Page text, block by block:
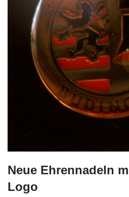
Neue Ehrennadeln
Logo